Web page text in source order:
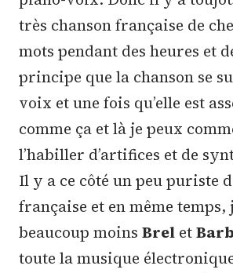
très chanson française de
mots pendant des heures et
principe que la chanson se
voix et une fois qu’elle est
comme ça et là je peux
l’habiller d’artifices et de
Il y a ce côté un peu puriste
française et en même temps,
beaucoup moins Brel et
toute la musique